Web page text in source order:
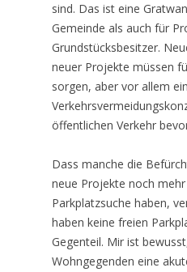
sind. Das ist eine
Gemeinde als auch für
Grundstücksbesitzer.
neuer Projekte müssen
sorgen, aber vor allem ein
öffentlichen Verkehr
Dass manche die
neue Projekte noch
Parkplatzsuche haben,
haben keine freien
Gegenteil. Mir ist
Wohngegenden eine